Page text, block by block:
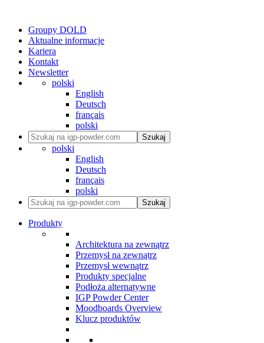
Groupy DOLD
Aktualne informacje
Kariera
Kontakt
Newsletter
polski
English
Deutsch
français
polski
Szukaj
polski
English
Deutsch
français
polski
Szukaj
Produkty
Architektura na zewnątrz
Przemysł na zewnątrz
Przemysł wewnątrz
Produkty specjalne
Podłoża alternatywne
IGP Powder Center
Moodboards Overview
Klucz produktów